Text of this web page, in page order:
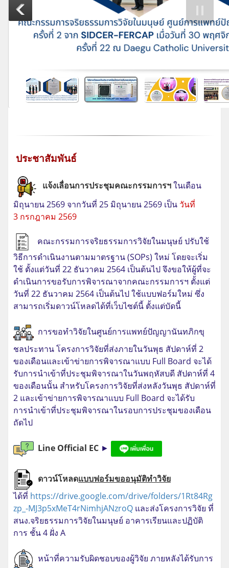
ประชาสัมพันธ์
แจ้งเลื่อนการประชุมคณะกรรมการฯในเดือน
มิถุนายน 2569 จากวันที่ 25 มิถุนายน 2569 เป็น วันที่
3 กรกฎาคม 2569
คณะกรรมการจริยธรรมการวิจัยในมนุษย์ ปรับใช้
วิธีการดำเนินงานตามมาตรฐาน (SOPs) ใหม่ โดยจะเริ่ม
ใช้ ตั้งแต่วันที่ 22 ธันวาคม 2564 เป็นต้นไป จึงขอให้ผู้ที่จะ
ดำเนินการขอรับการพิจารณาจากคณะกรรมการฯ ตั้งแต่
วันที่ 22 ธันวาคม 2564 เป็นต้นไป ใช้แบบฟอร์มใหม่ ซึ่ง
สามารถเริ่มดาวน์โหลดได้ที่เว็บไซต์นี้ ตั้งแต่บัดนี้
การขอทำวิจัยในศูนย์การแพทย์ปัญญานันทภิกขุ
ชลประทาน โครงการวิจัยที่ส่งภายในวันพุธ สัปดาห์ที่ 2
ของเดือนและเข้าข่ายการพิจารณาแบบ Full Board จะได้
รับการนำเข้าที่ประชุมพิจารณาในวันพฤหัสบดี สัปดาห์ที่ 4
ของเดือนนั้น สำหรับโครงการวิจัยที่ส่งหลังวันพุธ สัปดาห์ที่
2 และเข้าข่ายการพิจารณาแบบ Full Board จะได้รับ
การนำเข้าที่ประชุมพิจารณาในรอบการประชุมของเดือน
ถัดไป
Line Official EC ►
ดาวน์โหลดแบบฟอร์มขออนุมัติทำวิจัย
ได้ที่ https://drive.google.com/drive/folders/1Rt84Rg
zp_-MJ3p5xMeT4rNimhjANzroQ และส่งโครงการวิจัย ที่
สนง.จริยธรรมการวิจัยในมนุษย์ อาคารเรียนและปฏิบัติ
การ ชั้น 4 ฝั่ง A
หน้าที่ความรับผิดชอบของผู้วิจัย ภายหลังได้รับการ